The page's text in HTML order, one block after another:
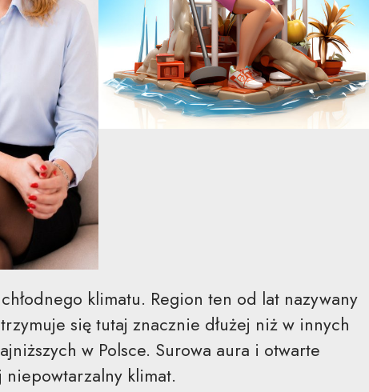
klimatu. Region ten od lat nazywany
się tutaj znacznie dłużej niż w innych
w Polsce. Surowa aura i otwarte
klimat.